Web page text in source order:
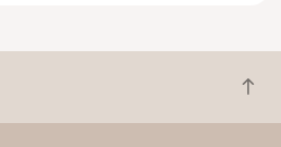
g
n
R
e